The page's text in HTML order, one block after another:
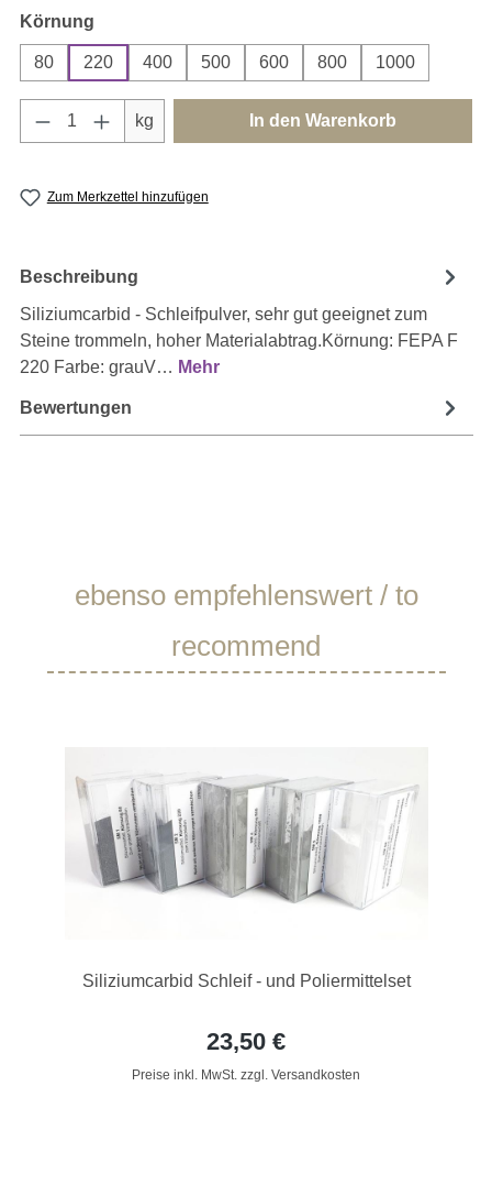
Körnungauswählen
80 220 400 500 600 800 1000
Produkt Anzahl: Gib den gewünschten
kg In den Warenkorb
Zum Merkzettel hinzufügen
Beschreibung
Siliziumcarbid - Schleifpulver, sehr gut geeignet zum
Steine trommeln, hoher Materialabtrag.Körnung: FEPA F
220 Farbe: grauV… Mehr
Bewertungen
Produktgalerie überspringen
ebenso empfehlenswert / to
recommend
Siliziumcarbid Schleif - und Poliermittelset
23,50 €
Preise inkl. MwSt. zzgl. Versandkosten